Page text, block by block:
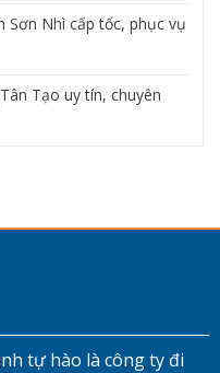
Sơn Nhì cấp tốc, phục vụ
Tạo uy tín, chuyên
tự hào là công ty đi